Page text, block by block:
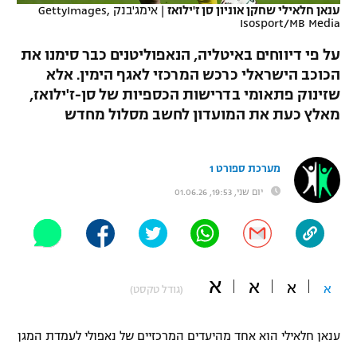
תוצאות
לוח שידורים
ברחבה
"מעל הליגה" – פודקאסט
"מחצית בשכונה" – פודקאסט
משתתפים וזוכים בפרסים
טניס
הפועל תל אביב
הפועל חיפה
הפועל באר שבע
בני יהודה
ליגה סינית
ליגה ברזילאית
דני אבדיה
שחייה
ג'ודו
אגרוף
ספורט אולימפי
UFC
היאבקות WWE
אופניים
ענאן חלאילי שחקן אוניון סן ז'ילואז |
אימג'בנק GettyImages,
Isosport/MB Media
על פי דיווחים באיטליה, הנאפוליטנים כבר סימנו את
הכוכב הישראלי כרכש המרכזי לאגף הימין. אלא
שזינוק פתאומי בדרישות הכספיות של סן-ז'ילואז,
מאלץ כעת את המועדון לחשב מסלול מחדש
מערכת ספורט 1
יום שני, 19:53, 01.06.26
א א א א (גודל טקסט)
ענאן חלאילי הוא אחד מהיעדים המרכזיים של נאפולי לעמדת המגן